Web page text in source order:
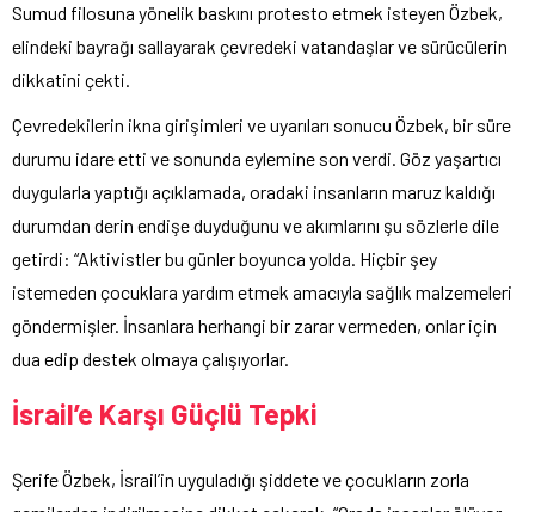
Sumud filosuna yönelik baskını protesto etmek isteyen Özbek,
elindeki bayrağı sallayarak çevredeki vatandaşlar ve sürücülerin
dikkatini çekti.
Çevredekilerin ikna girişimleri ve uyarıları sonucu Özbek, bir süre
durumu idare etti ve sonunda eylemine son verdi. Göz yaşartıcı
duygularla yaptığı açıklamada, oradaki insanların maruz kaldığı
durumdan derin endişe duyduğunu ve akımlarını şu sözlerle dile
getirdi: “Aktivistler bu günler boyunca yolda. Hiçbir şey
istemeden çocuklara yardım etmek amacıyla sağlık malzemeleri
göndermişler. İnsanlara herhangi bir zarar vermeden, onlar için
dua edip destek olmaya çalışıyorlar.
İsrail’e Karşı Güçlü Tepki
Şerife Özbek, İsrail’in uyguladığı şiddete ve çocukların zorla